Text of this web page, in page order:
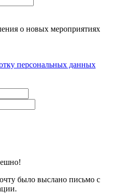
о новых мероприятиях
персональных данных
было выслано письмо с